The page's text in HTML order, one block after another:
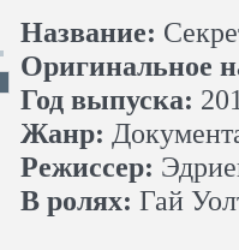
Название:
Оригинальное
Год выпуска:
Жанр:
Режиссер:
В ролях: Гай